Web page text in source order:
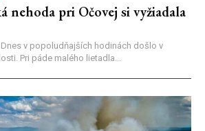
nehoda pri Očovej si vyžiadala
Dnes v popoludňajších hodinách došlo v
Pri páde malého lietadla...